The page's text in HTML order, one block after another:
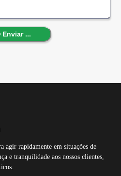
Enviar ...
agir rapidamente em situações de
e tranquilidade aos nossos clientes,